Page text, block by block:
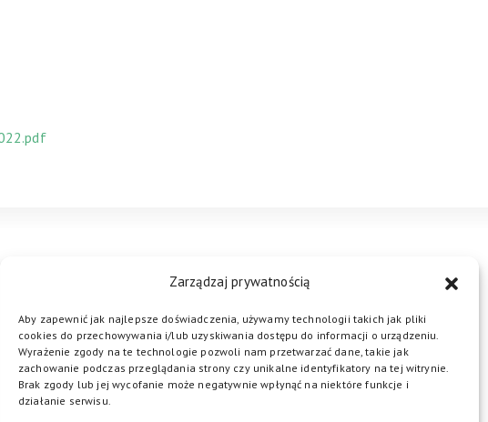
Zarządzaj prywatnością
Aby zapewnić jak najlepsze doświadczenia, używamy technologii takich jak pliki
cookies do przechowywania i/lub uzyskiwania dostępu do informacji o urządzeniu.
Wyrażenie zgody na te technologie pozwoli nam przetwarzać dane, takie jak
zachowanie podczas przeglądania strony czy unikalne identyfikatory na tej witrynie.
Brak zgody lub jej wycofanie może negatywnie wpłynąć na niektóre funkcje i
działanie serwisu.
DOŁĄCZ DO NAS